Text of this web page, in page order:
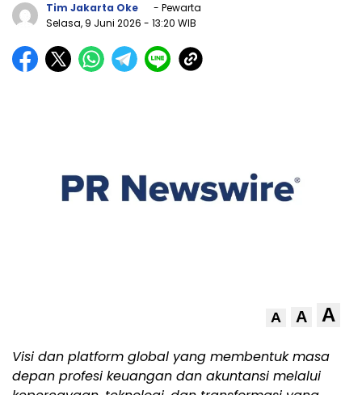
Tim Jakarta Oke
- Pewarta
Selasa, 9 Juni 2026 - 13:20 WIB
A A A
Visi dan platform global yang membentuk masa
depan profesi keuangan dan akuntansi melalui